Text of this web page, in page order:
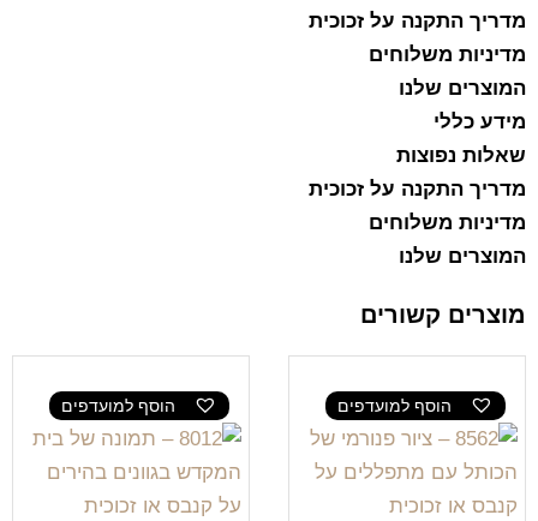
מדריך התקנה על זכוכית
מדיניות משלוחים
המוצרים שלנו
מידע כללי
שאלות נפוצות
מדריך התקנה על זכוכית
מדיניות משלוחים
המוצרים שלנו
מוצרים קשורים
הוסף למועדפים הוסף למועדפים